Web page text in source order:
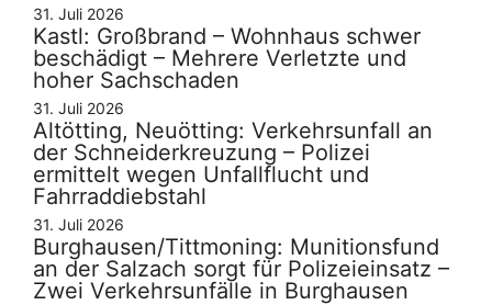
31. Juli 2026
Kastl: Großbrand – Wohnhaus schwer
beschädigt – Mehrere Verletzte und
hoher Sachschaden
31. Juli 2026
Altötting, Neuötting: Verkehrsunfall an
der Schneiderkreuzung – Polizei
ermittelt wegen Unfallflucht und
Fahrraddiebstahl
31. Juli 2026
Burghausen/Tittmoning: Munitionsfund
an der Salzach sorgt für Polizeieinsatz –
Zwei Verkehrsunfälle in Burghausen